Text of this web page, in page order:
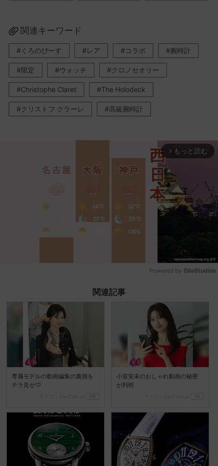
関連キーワード
くろのぴーす レア コラボ 腕時計
限定 ウォッチ クロノセオリー
Christophe Claret The Holodeck
クリストフ クラーレ 高級腕時計
arrow_forward_ios もっと読む
Powered by GliaStudios
関連記事
専属モデルの動画編集の裏側を
チラ見せ♡
小室安未のおしゃれ動画の秘密
が判明